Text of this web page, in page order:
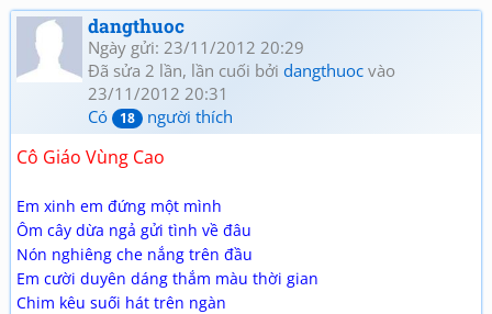
dangthuoc
Ngày gửi: 23/11/2012 20:29
Đã sửa 2 lần, lần cuối bởi dangthuoc vào
23/11/2012 20:31
Có
18 người thích
Cô Giáo Vùng Cao
Em xinh em đứng một mình
Ôm cây dừa ngả gửi tình về đâu
Nón nghiêng che nắng trên đầu
Em cười duyên dáng thắm màu thời gian
Chim kêu suối hát trên ngàn